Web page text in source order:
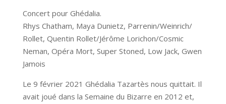
Concert pour Ghédalia.
Rhys Chatham, Maya Dunietz, Parrenin/Weinrich/
Rollet, Quentin Rollet/Jérôme Lorichon/Cosmic
Neman, Opéra Mort, Super Stoned, Low Jack, Gwen
Jamois
Le 9 février 2021 Ghédalia Tazartès nous quittait. Il
avait joué dans la Semaine du Bizarre en 2012 et,